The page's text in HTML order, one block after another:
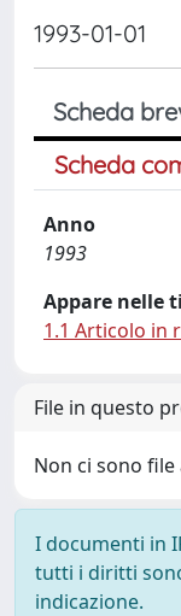
1993-01-01
Scheda
Scheda
Anno
1993
Appare nelle
1.1 Articolo in
File in questo
Non ci sono
I documenti in
tutti i diritti
indicazione.